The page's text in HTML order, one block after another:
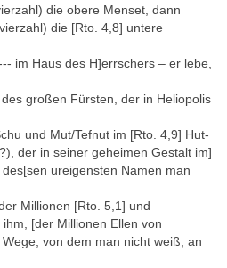
die obere Menset, dann
die [Rto. 4,8] untere
im Haus des H]errschers – er lebe,
großen Fürsten, der in Heliopolis
und Mut/Tefnut im [Rto. 4,9] Hut-
der in seiner geheimen Gestalt im]
ureigensten Namen man
Millionen [Rto. 5,1] und
[der Millionen Ellen von
von dem man nicht weiß, an